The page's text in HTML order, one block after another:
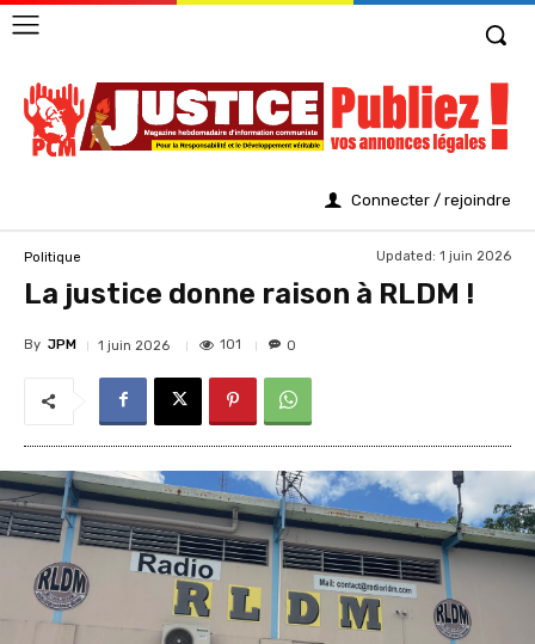
Connecter / rejoindre
Politique Updated: 1 juin 2026
La justice donne raison à RLDM !
By JPM 1 juin 2026 101 0